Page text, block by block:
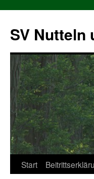
SV Nutteln
Zum
Start